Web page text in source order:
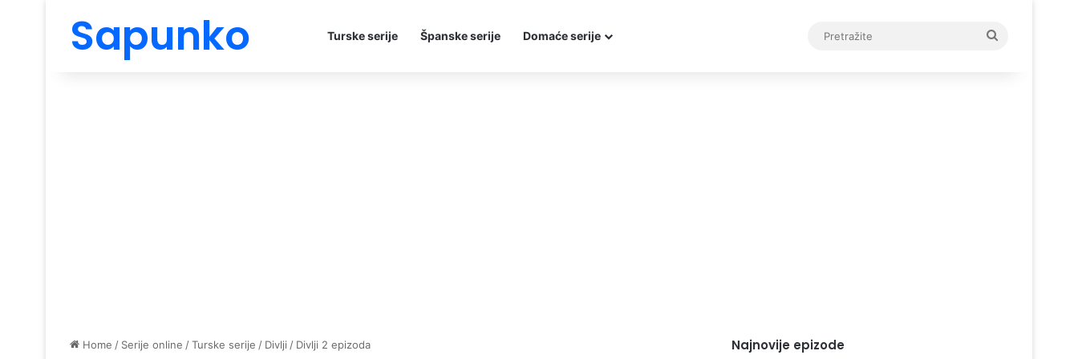
Sapunko Turske serije Španske serije Domaće serije
Home / Serije online /Turske serije / Divlji / Divlji 2 epizoda Najnovije epizode